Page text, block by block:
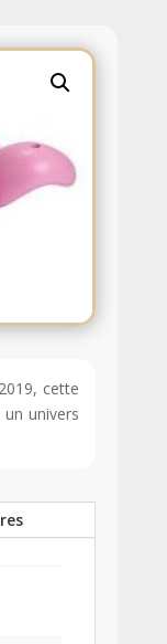
cette
univers